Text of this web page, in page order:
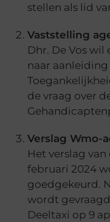
stellen als lid
Vaststelling
Dhr. De Vos
naar
de vraag over
Verslag Wmo-
Het verslag
februari 2024
goedgekeurd.
wordt
Deeltaxi op 9